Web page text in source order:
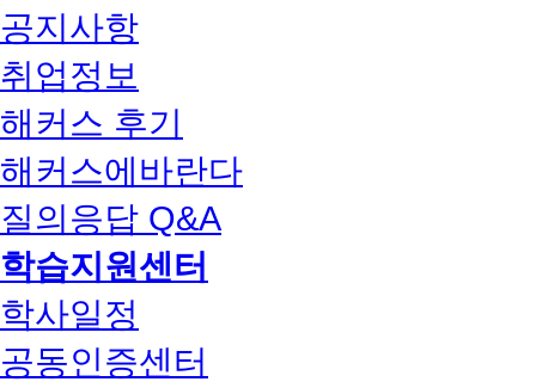
공지사항
취업정보
해커스 후기
해커스에바란다
질의응답 Q&A
학습지원센터
학사일정
공동인증센터